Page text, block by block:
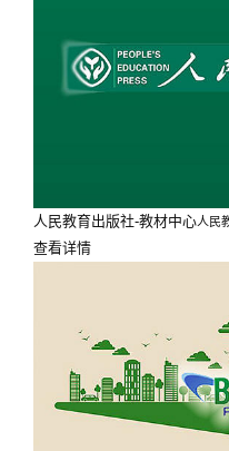
人民教育出版社-教材中心人民
查看详情